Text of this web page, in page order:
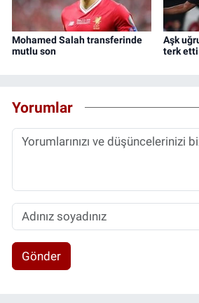
Mohamed Salah transferinde
mutlu son
Aşk
terk etti
Yorumlar
Gönder